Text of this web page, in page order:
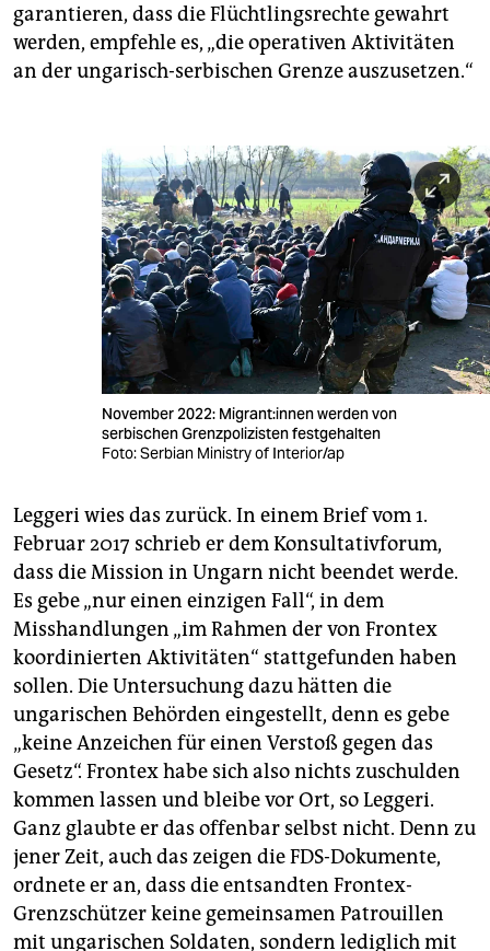
garantieren, dass die Flüchtlingsrechte gewahrt
werden, empfehle es, „die operativen Aktivitäten
an der ungarisch-serbischen Grenze auszusetzen.“
November 2022: Mi­gran­t:in­nen werden von
serbischen Grenzpolizisten festgehalten
Foto: Serbian Ministry of Interior/ap
Leggeri wies das zurück. In einem Brief vom 1.
Februar 2017 schrieb er dem Konsultativforum,
dass die Mission in Ungarn nicht beendet werde.
Es gebe „nur einen einzigen Fall“, in dem
Misshandlungen „im Rahmen der von Frontex
koordinierten Aktivitäten“ stattgefunden haben
sollen. Die Untersuchung dazu hätten die
ungarischen Behörden eingestellt, denn es gebe
„keine Anzeichen für einen Verstoß gegen das
Gesetz“. Frontex habe sich also nichts zuschulden
kommen lassen und bleibe vor Ort, so Leggeri.
Ganz glaubte er das offenbar selbst nicht. Denn zu
jener Zeit, auch das zeigen die FDS-Dokumente,
ordnete er an, dass die entsandten Frontex-
Grenzschützer keine gemeinsamen Patrouillen
mit ungarischen Soldaten, sondern lediglich mit